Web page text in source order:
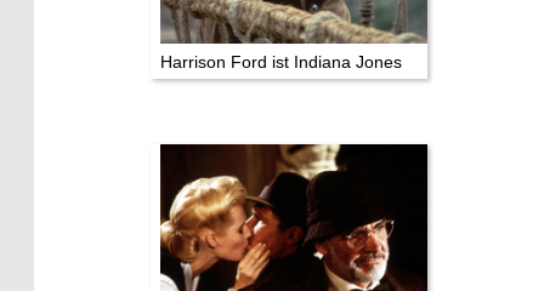
Harrison Ford ist Indiana Jones